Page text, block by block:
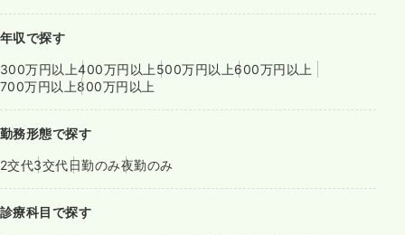
年収で探す
300万円以上400万円以上 500万円以上600万円以上
700万円以上800万円以上
勤務形態で探す
2交代3交代日勤のみ夜勤のみ
診療科目で探す